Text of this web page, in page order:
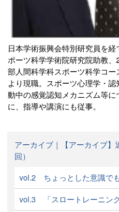
奈良女子大学 研究院生活環境
域 准教授 博士（理学）
日本学術振興会特別研究員を
ポーツ科学学術院研究院助教
部人間科学科スポーツ科学コ
より現職。スポーツ心理学・
動中の感覚認知メカニズム等
に、指導や講演にも従事。
アーカイブ｜【アーカイブ】
回）
vol.2 ちょっとした意識で
vol.3 「スロートレーニング